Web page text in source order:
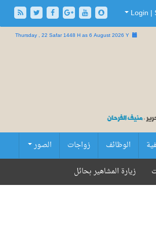
Thursday , 22 Safar 1448 H as6 August 2026 Y
الوظائف زواجات
الصور
زيارة المشاهير بحائل